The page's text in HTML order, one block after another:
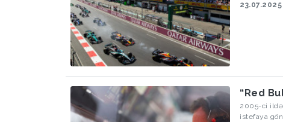
23.07.2025
“Red
2005-ci
istefaya